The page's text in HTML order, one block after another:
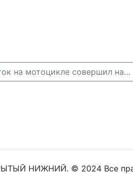
← ДТП в Сокольском районе: подросток на мотоцикле совершил наезд на ребенка
НИЖНИЙ. © 2024 Все